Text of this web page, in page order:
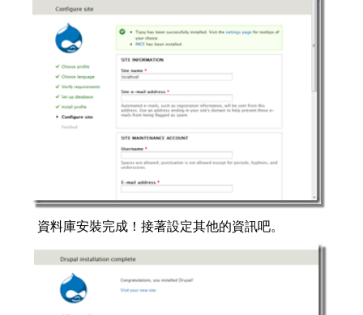
資料庫安裝完成！接著設定其他的資訊吧。